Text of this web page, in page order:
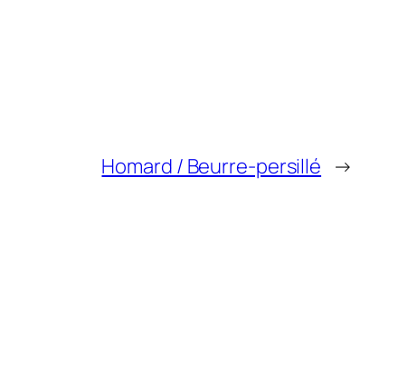
Homard / Beurre-persillé →